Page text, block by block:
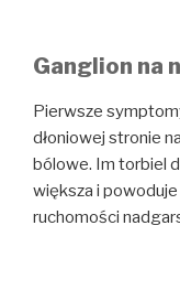
Ganglion na
Pierwsze
dłoniowej stronie
bólowe. Im torbiel
większa i
ruchomości